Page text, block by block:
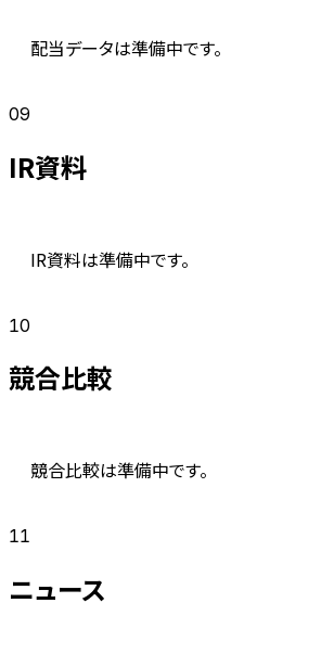
配当データは準備中です。
09
IR資料
IR資料は準備中です。
10
競合比較
競合比較は準備中です。
11
ニュース